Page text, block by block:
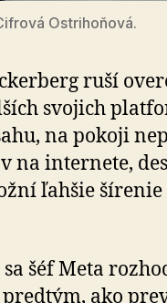
Ostrihoňová.
ruší
svojich
na pokoji
na internete,
ľahšie
šéf Meta
ako